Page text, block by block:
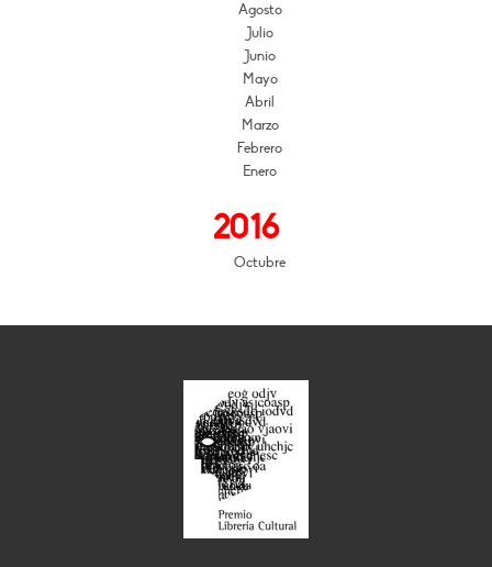
Agosto
Julio
Junio
Mayo
Abril
Marzo
Febrero
Enero
2016
Octubre